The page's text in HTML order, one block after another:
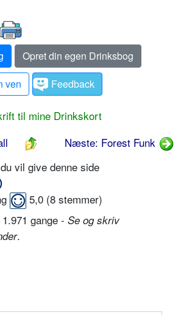
Opret din egen Drinksbog
ven
Feedback
til mine Drinkskort
Næste: Forest Funk
vil give denne side
5,0 (8 stemmer)
gange - Se og skriv
.